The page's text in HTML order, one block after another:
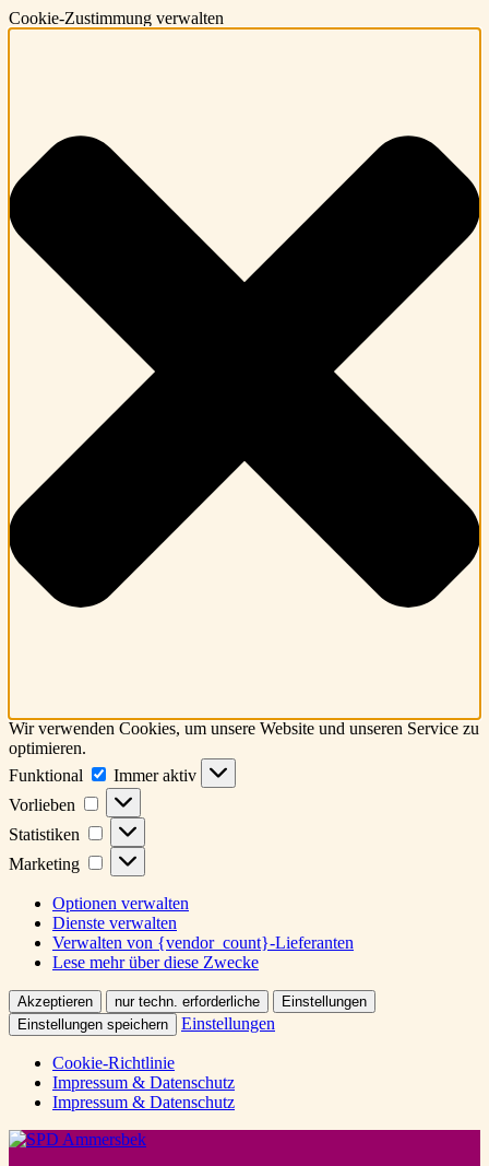
Cookie-Zustimmung verwalten
Wir verwenden Cookies, um unsere Website und unseren Service zu
optimieren.
Funktional
Funktional
Immer aktiv
Vorlieben
Vorlieben
Statistiken Statistiken
Marketing Marketing
Optionen verwalten
Dienste verwalten
Verwalten von {vendor_count}-Lieferanten
Lese mehr über diese Zwecke
Akzeptieren nur techn. erforderliche
Einstellungen
Einstellungen speichern
Einstellungen
Cookie-Richtlinie
Impressum & Datenschutz
Impressum & Datenschutz